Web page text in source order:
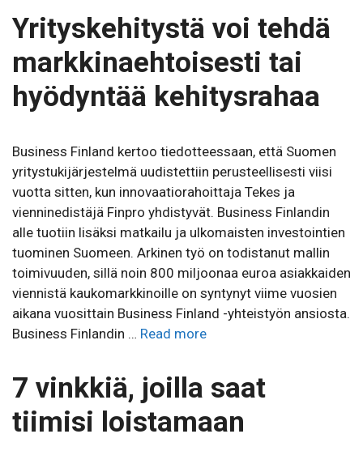
Yrityskehitystä voi tehdä
markkinaehtoisesti tai
hyödyntää kehitysrahaa
Business Finland kertoo tiedotteessaan, että Suomen
yritystukijärjestelmä uudistettiin perusteellisesti viisi
vuotta sitten, kun innovaatiorahoittaja Tekes ja
vienninedistäjä Finpro yhdistyvät. Business Finlandin
alle tuotiin lisäksi matkailu ja ulkomaisten investointien
tuominen Suomeen. Arkinen työ on todistanut mallin
toimivuuden, sillä noin 800 miljoonaa euroa asiakkaiden
viennistä kaukomarkkinoille on syntynyt viime vuosien
aikana vuosittain Business Finland -yhteistyön ansiosta.
Business Finlandin … Read more
7 vinkkiä, joilla saat
tiimisi loistamaan